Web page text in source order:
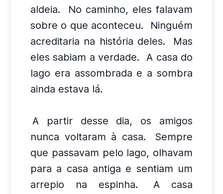
aldeia.
No caminho, eles falavam
sobre o que aconteceu.
Ninguém
acreditaria na história deles.
Mas
eles sabiam a verdade.
A casa do
lago era assombrada e a sombra
ainda estava lá.
A partir desse dia, os amigos
nunca voltaram à casa.
Sempre
que passavam pelo lago, olhavam
para a casa antiga e sentiam um
arrepio na espinha.
A casa